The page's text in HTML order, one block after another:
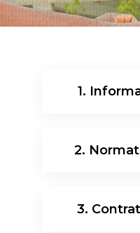
1.
2.
3.